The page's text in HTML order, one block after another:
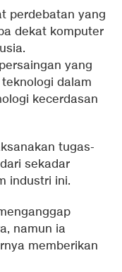
perdebatan yang
dekat komputer
yang
dalam
kecerdasan
tugas-
sekadar
industri ini.
namun ia
memberikan